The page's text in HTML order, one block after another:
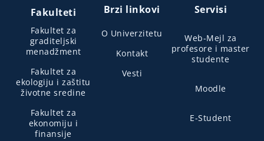
Fakulteti
Fakultet za
graditeljski
menadžment
Fakultet za
ekologiju i zaštitu
životne sredine
Fakultet za
ekonomiju i
finansije
Brzi linkovi
O Univerzitetu
Kontakt
Vesti
Servisi
Web-Mejl za
profesore i master
studente
Moodle
E-Student